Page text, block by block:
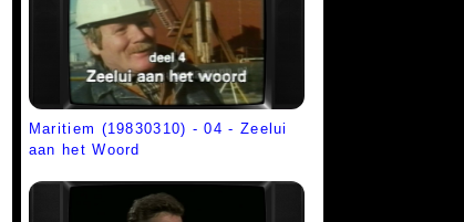
Maritiem (19830310) - 04 - Zeelui
aan het Woord